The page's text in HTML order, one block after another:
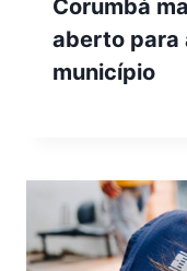
Corumbá
aberto para
município